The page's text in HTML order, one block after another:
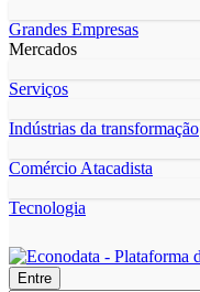
Grandes Empresas
Mercados
Serviços
Indústrias da transformação
Comércio Atacadista
Tecnologia
Entre